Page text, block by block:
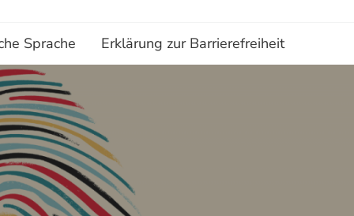
Sprache Erklärung zur Barrierefreiheit